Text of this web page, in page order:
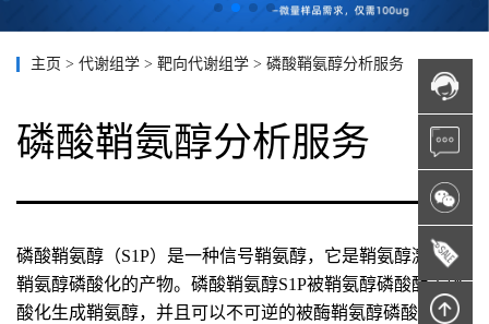
主页 > 代谢组学 > 靶向代谢组学 > 磷酸鞘氨醇分析服务
磷酸鞘氨醇分析服务
磷酸鞘氨醇（S1P）是一种信号鞘氨醇，它是鞘氨醇激酶将
鞘氨醇磷酸化的产物。磷酸鞘氨醇S1P被鞘氨醇磷酸酶去磷
酸化生成鞘氨醇，并且可以不可逆的被酶鞘氨醇磷酸裂解酶